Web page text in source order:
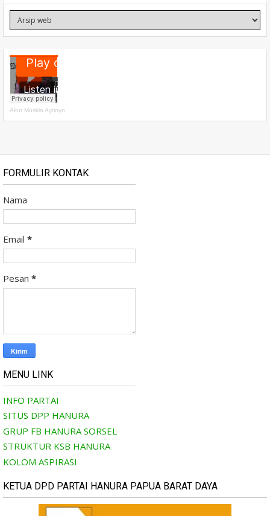
Akut Muskin Aytinyo
FORMULIR KONTAK
Nama
Email *
Pesan *
MENU LINK
INFO PARTAI
SITUS DPP HANURA
GRUP FB HANURA SORSEL
STRUKTUR KSB HANURA
KOLOM ASPIRASI
KETUA DPD PARTAI HANURA PAPUA BARAT DAYA